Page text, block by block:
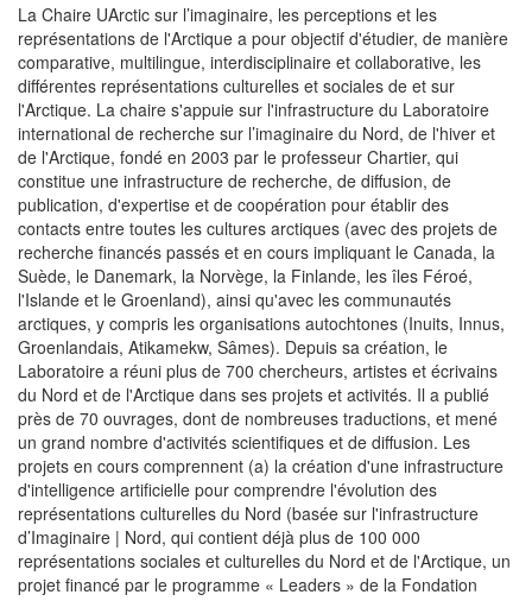
La Chaire UArctic sur l’imaginaire, les perceptions et les
représentations de l'Arctique a pour objectif d'étudier, de manière
comparative, multilingue, interdisciplinaire et collaborative, les
différentes représentations culturelles et sociales de et sur
l'Arctique. La chaire s'appuie sur l'infrastructure du Laboratoire
international de recherche sur l’imaginaire du Nord, de l'hiver et
de l'Arctique, fondé en 2003 par le professeur Chartier, qui
constitue une infrastructure de recherche, de diffusion, de
publication, d'expertise et de coopération pour établir des
contacts entre toutes les cultures arctiques (avec des projets de
recherche financés passés et en cours impliquant le Canada, la
Suède, le Danemark, la Norvège, la Finlande, les îles Féroé,
l'Islande et le Groenland), ainsi qu'avec les communautés
arctiques, y compris les organisations autochtones (Inuits, Innus,
Groenlandais, Atikamekw, Sâmes). Depuis sa création, le
Laboratoire a réuni plus de 700 chercheurs, artistes et écrivains
du Nord et de l'Arctique dans ses projets et activités. Il a publié
près de 70 ouvrages, dont de nombreuses traductions, et mené
un grand nombre d'activités scientifiques et de diffusion. Les
projets en cours comprennent (a) la création d'une infrastructure
d'intelligence artificielle pour comprendre l'évolution des
représentations culturelles du Nord (basée sur l'infrastructure
d’Imaginaire | Nord, qui contient déjà plus de 100 000
représentations sociales et culturelles du Nord et de l'Arctique, un
projet financé par le programme « Leaders » de la Fondation